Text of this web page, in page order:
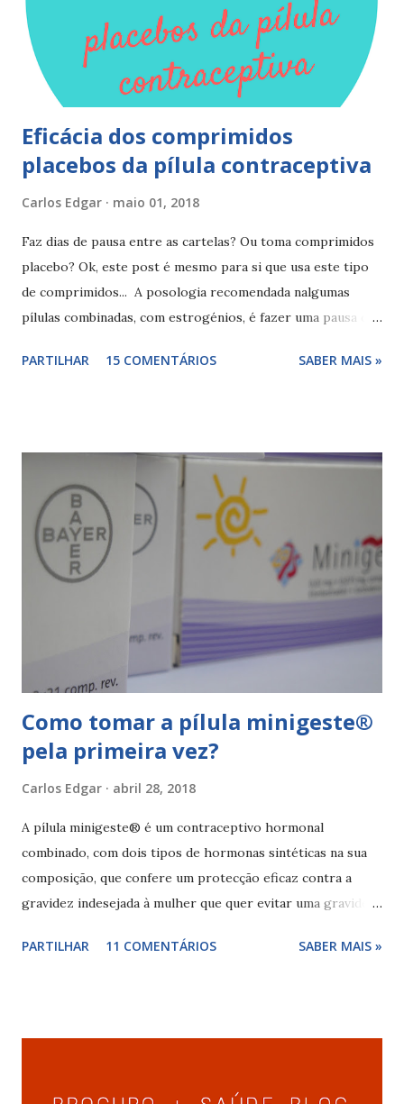
pausa, para estar logo protegida desde o 1º dia da nova
cartela deve iniciá-la logo após a pausa, ou seja, se fizer
pausa de 7 dias deve iniciar logo no 8º dia ou no 5º dia...
Eficácia dos comprimidos
placebos da pílula contraceptiva
Carlos Edgar maio 01, 2018
Faz dias de pausa entre as cartelas? Ou toma comprimidos
placebo? Ok, este post é mesmo para si que usa este tipo
de comprimidos... A posologia recomendada nalgumas
pílulas combinadas, com estrogénios, é fazer uma pausa de
da cartela/ embalagem. Esta pausa surgiu essencialmente
inventores da pílula anticoncepcional decidiram que as
mulheres deveriam continuar menstruando ). Ora a pausa
entre as cartelas/ embalagens pode assim ser feito
estando uns dias sem tomar ou usando comprimidos
placebo. Placebo? Comprimidos placebo o que são? Os
comprimidos placebo são comprimidos sem composição
hormonal , normalmente com amido na sua composição que
têm como objectivo manter a toma diária de um
comprimido para que a mulher mantenha a rotina e...
PARTILHAR 15 COMENTÁRIOS SABER MAIS »
Como tomar a pílula minigeste®
pela primeira vez?
Carlos Edgar abril 28, 2018
A pílula minigeste® é um contraceptivo hormonal
combinado, com dois tipos de hormonas sintéticas na sua
composição, que confere um protecção eficaz contra a
gravidez indesejada à mulher que quer evitar uma gravidez.
dois tipos de hormonas, o etinilestradiol e o gestodeno,
PARTILHAR 11 COMENTÁRIOS SABER MAIS »